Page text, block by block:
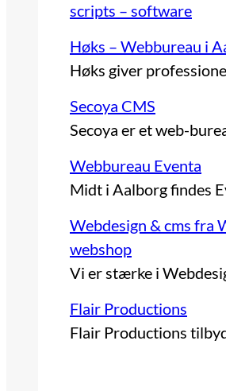
scripts – software
Høks – Webbureau i
Høks giver
Secoya CMS
Secoya er et web-
Webbureau Eventa
Midt i Aalborg findes
Webdesign & cms fra
webshop
Vi er stærke i
Flair Productions
Flair Productions